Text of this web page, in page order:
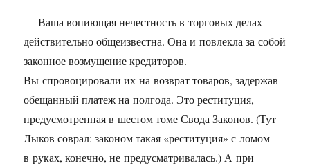
— Ваша вопиющая нечестность в торговых делах
действительно общеизвестна. Она и повлекла за собой
законное возмущение кредиторов.
Вы спровоцировали их на возврат товаров, задержав
обещанный платеж на полгода. Это реституция,
предусмотренная в шестом томе Свода Законов. (Тут
Лыков соврал: законом такая «реституция» с ломом
в руках, конечно, не предусматривалась.) А при